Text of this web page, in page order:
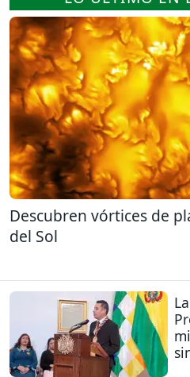
Descubren vórtices de
del Sol